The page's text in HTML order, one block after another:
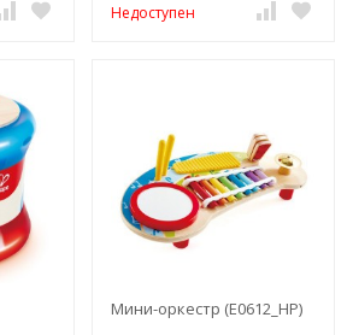
Недоступен
Мини-оркестр (E0612_HP)